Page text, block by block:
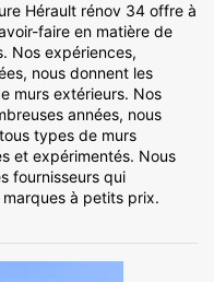
Hérault rénov 34 offre à
faire en matière de
Nos expériences,
nous donnent les
murs extérieurs. Nos
années, nous
types de murs
et expérimentés. Nous
fournisseurs qui
à petits prix.